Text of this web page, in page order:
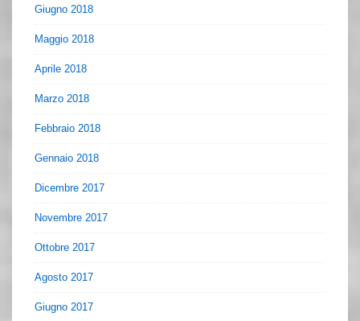
Giugno 2018
Maggio 2018
Aprile 2018
Marzo 2018
Febbraio 2018
Gennaio 2018
Dicembre 2017
Novembre 2017
Ottobre 2017
Agosto 2017
Giugno 2017